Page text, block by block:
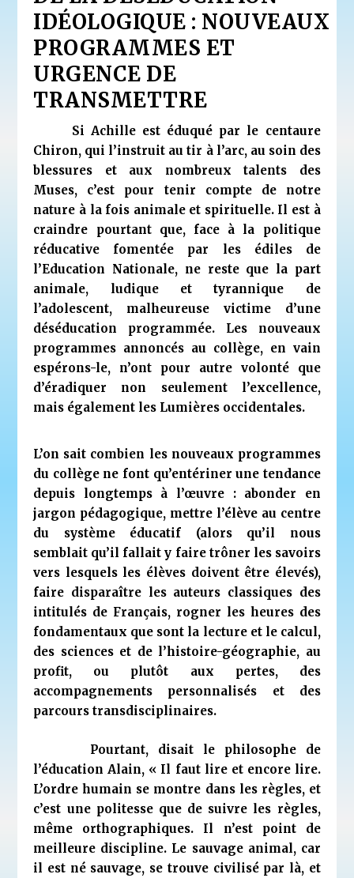
IDÉOLOGIQUE : NOUVEAUX
PROGRAMMES ET
URGENCE DE
TRANSMETTRE
Si Achille est éduqué par le centaure
Chiron, qui l’instruit au tir à l’arc, au soin des
blessures et aux nombreux talents des
Muses, c’est pour tenir compte de notre
nature à la fois animale et spirituelle. Il est à
craindre pourtant que, face à la politique
réducative fomentée par les édiles de
l’Education Nationale, ne reste que la part
animale, ludique et tyrannique de
l’adolescent, malheureuse victime d’une
déséducation programmée. Les nouveaux
programmes annoncés au collège, en vain
espérons-le, n’ont pour autre volonté que
d’éradiquer non seulement l’excellence,
mais également les Lumières occidentales.
L’on sait combien les nouveaux programmes
du collège ne font qu’entériner une tendance
depuis longtemps à l’œuvre : abonder en
jargon pédagogique, mettre l’élève au centre
du système éducatif (alors qu’il nous
semblait qu’il fallait y faire trôner les savoirs
vers lesquels les élèves doivent être élevés),
faire disparaître les auteurs classiques des
intitulés de Français, rogner les heures des
fondamentaux que sont la lecture et le calcul,
des sciences et de l’histoire-géographie, au
profit, ou plutôt aux pertes, des
accompagnements personnalisés et des
parcours transdisciplinaires.
Pourtant, disait le philosophe de
l’éducation Alain, « Il faut lire et encore lire.
L’ordre humain se montre dans les règles, et
c’est une politesse que de suivre les règles,
même orthographiques. Il n’est point de
meilleure discipline. Le sauvage animal, car
il est né sauvage, se trouve civilisé par là, et